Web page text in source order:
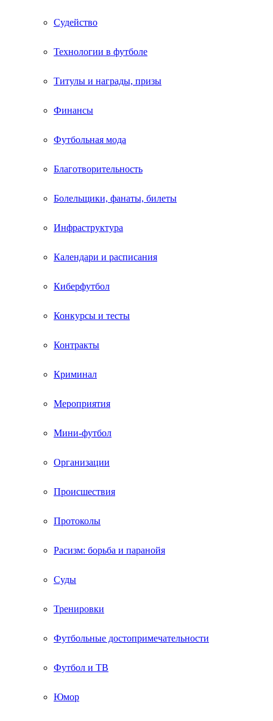
Судейство
Технологии в футболе
Титулы и награды, призы
Финансы
Футбольная мода
Благотворительность
Болельщики, фанаты, билеты
Инфраструктура
Календари и расписания
Киберфутбол
Конкурсы и тесты
Контракты
Криминал
Мероприятия
Мини-футбол
Организации
Происшествия
Протоколы
Расизм: борьба и паранойя
Суды
Тренировки
Футбольные достопримечательности
Футбол и ТВ
Юмор